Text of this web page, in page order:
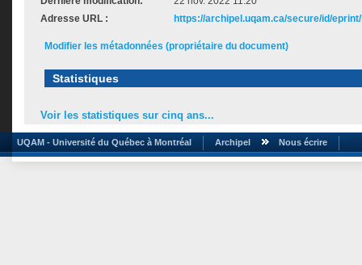
Adresse URL :
https://archipel.uqam.ca/secure/id/
Modifier les métadonnées (propriétaire du document)
Statistiques
Voir les statistiques sur cinq ans...
UQAM - Université du Québec à Montréal Archipel Nous écrire